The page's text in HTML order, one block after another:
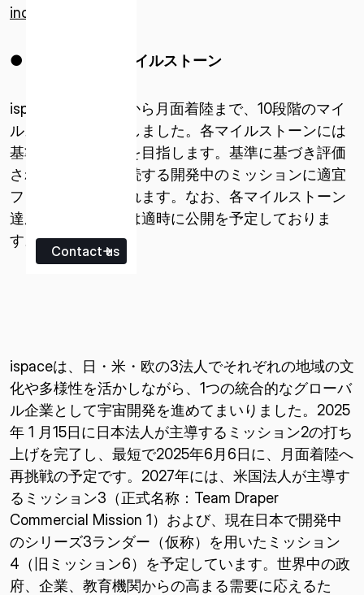
Contact us
inc.com/landing
● ミッション マイルストーン
ispaceは打ち上げから月面着陸まで、10段階のマイ
ルストーンを設定しました。各マイルストーンには
基準を設け、達成を目指します。基準に基づき評価
された結果は、後続する開発中のミッションに適宜
フィードバックされます。なお、各マイルストーン
達成の進捗状況等は適時に公開を予定しておりま
す。
ispaceは、日・米・欧の3法人でそれぞれの地域の文
化や多様性を活かしながら、1つの統合的なグローバ
ル企業として宇宙開発を進めてまいりました。2025
年 1 月15日に日本法人が主導するミッション2の打ち
上げを完了し、最短で2025年6月6日に、月面着陸へ
再挑戦の予定です。2027年には、米国法人が主導す
るミッション3（正式名称：Team Draper
Commercial Mission 1）および、現在日本で開発中
のシリーズ3ランダー（仮称）を用いたミッション
4（旧ミッション6）を予定しています。世界中の政
府、企業、教育機関からの高まる需要に応えるた